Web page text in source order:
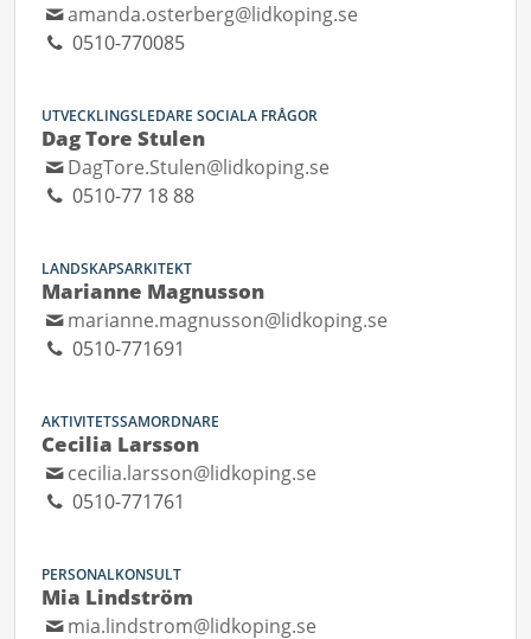
amanda.osterberg@lidkoping.se
0510-770085
UTVECKLINGSLEDARE SOCIALA FRÅGOR
Dag Tore Stulen
DagTore.Stulen@lidkoping.se
0510-77 18 88
LANDSKAPSARKITEKT
Marianne Magnusson
marianne.magnusson@lidkoping.se
0510-771691
AKTIVITETSSAMORDNARE
Cecilia Larsson
cecilia.larsson@lidkoping.se
0510-771761
PERSONALKONSULT
Mia Lindström
mia.lindstrom@lidkoping.se